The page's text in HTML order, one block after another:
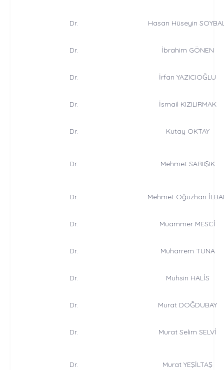
Dr. Hasan Hüseyin
Dr. İbrahim GÖNEN
Dr. İrfan YAZICIOĞLU
Dr. İsmail KIZILIRMAK
Dr. Kutay OKTAY
Dr. Mehmet SARIIŞIK
Dr. Mehmet Oğuzhan
Dr. Muammer MESCİ
Dr. Muharrem TUNA
Dr. Muhsin HALİS
Dr. Murat DOĞDUBAY
Dr. Murat Selim SELVİ
Dr. Murat YEŞİLTAŞ